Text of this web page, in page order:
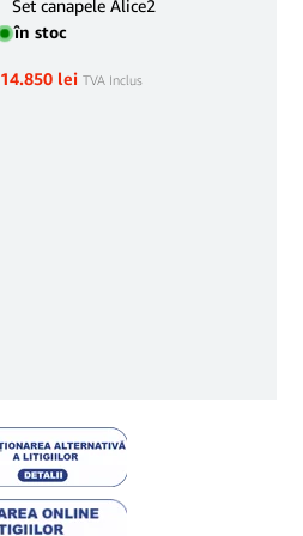
Set canapele Alice2
în stoc
14.850 lei TVA Inclus